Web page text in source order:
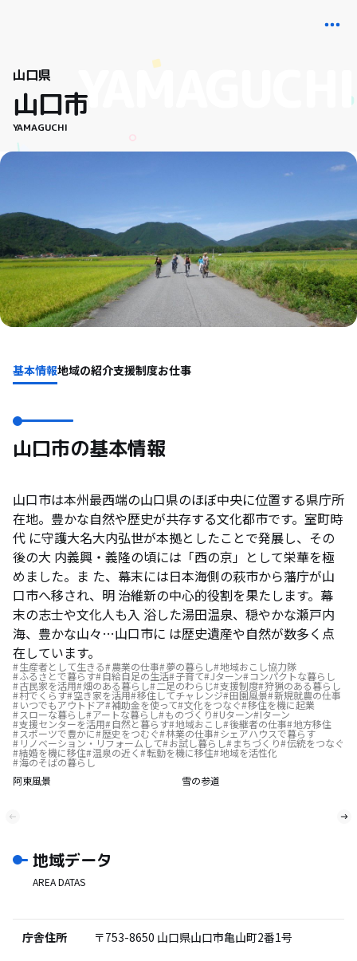
山口県
山口市
YAMAGUCHI
基本情報地域の紹介支援制度お仕事
山口市の基本情報
山口市は本州最西端の山口県のほぼ中央に位置する県庁所
在地。豊かな自然や歴史が共存する文化都市です。室町時
代 に守護大名大内弘世が本拠としたことで発展し、その
後の大 内義興・義隆の頃には「西の京」として栄華を極
めました。ま た、幕末には日本海側の萩市から藩庁が山
口市へ移され、明 治維新の中心的役割を果たします。幕
末の志士や文化人も入 浴した湯田温泉、穏やかな瀬戸内
海、豊かな山々…山口市に は歴史遺産や自然が数多く点
在しています。
生産者として生きる 農業の仕事 夢の暮らし 地域おこし協力隊
ふるさとで暮らす 自給自足の生活 子育て Jターン コンパクトな暮らし
古民家を活用 畑のある暮らし 二足のわらじ 支援制度 狩猟のある暮らし
村でくらす 空き家を活用 移住してチャレンジ 田園風景 新規就農の仕事
いつでもアウトドア 補助金を使って 文化をつなぐ 移住を機に起業
スローな暮らし アートな暮らし ものづくり Uターン Iターン
支援センターを活用 自然と暮らす 地域おこし 後継者の仕事 地方移住
スポーツで豊かに 歴史をつむぐ 林業の仕事 シェアハウスで暮らす
リノベーション・リフォームして お試し暮らし まちづくり 伝統をつなぐ
結婚を機に移住 温泉の近く 転勤を機に移住 地域を活性化
海のそばの暮らし
阿東風景
雪の参道
地域データ
AREA DATAS
庁舎住所 〒753-8650 山口県山口市亀山町2番1号